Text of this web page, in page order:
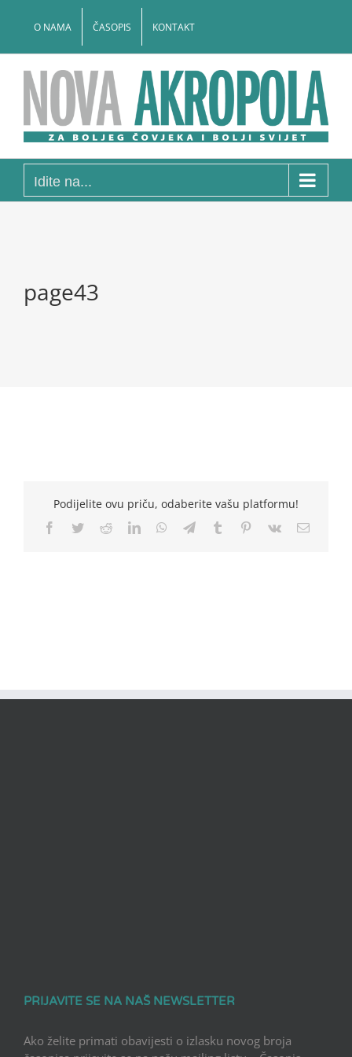
O NAMA ČASOPIS KONTAKT
Idite na...
page43
Podijelite ovu priču, odaberite vašu platformu!
Facebook
TwitterRedditLinkedInWhatsApp
TelegramTumblr Pinterest
Vk Email
PRIJAVITE SE NA NAŠ NEWSLETTER
Ako želite primati obavijesti o izlasku novog broja